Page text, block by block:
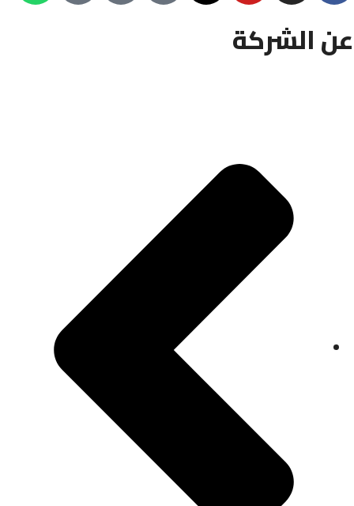
عن الشركة